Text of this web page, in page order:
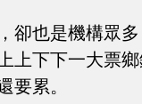
卻也是機構眾
上下下一大票
要累。